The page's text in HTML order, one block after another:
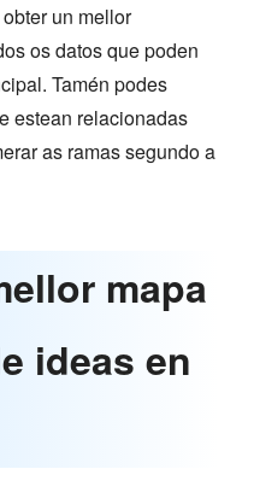
un mellor
os datos que poden
Tamén podes
estean relacionadas
as ramas segundo a
mapa
ideas en